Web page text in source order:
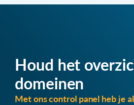
Houd het
domeinen
Met ons control panel heb je